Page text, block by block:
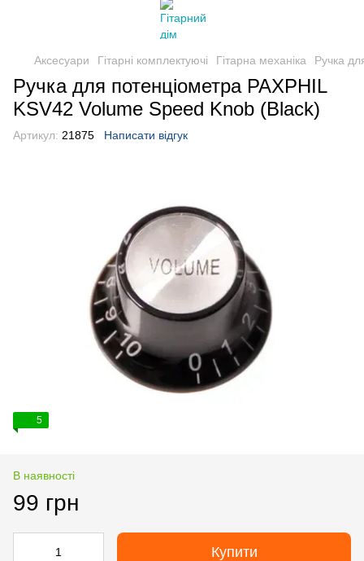
Аксесуари Гітарні комплектуючі Гітарна механіка Ручка
Ручка для потенціометра PAXPHIL
KSV42 Volume Speed Knob (Black)
Артикул: 21875 Написати відгук
5
В наявності
99 грн
Купити